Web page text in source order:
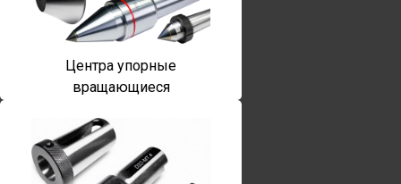
Центра упорные
вращающиеся